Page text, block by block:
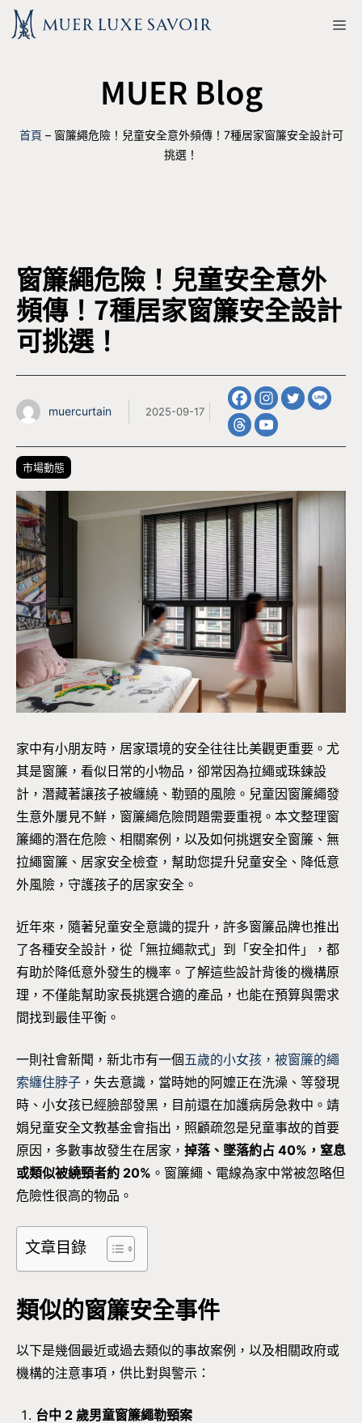
至
MUER Blog
首頁 – 窗簾繩危險！兒童安全意外頻傳！7種居家窗簾安全設計可
挑選！
窗簾繩危險！兒童安全意外
頻傳！7種居家窗簾安全設計
可挑選！
muercurtain 2025-09-17
市場動態
家中有小朋友時，居家環境的安全往往比美觀更重要。尤
其是窗簾，看似日常的小物品，卻常因為拉繩或珠鍊設
計，潛藏著讓孩子被纏繞、勒頸的風險。兒童因窗簾繩發
生意外屢見不鮮，窗簾繩危險問題需要重視。本文整理窗
簾繩的潛在危險、相關案例，以及如何挑選安全窗簾、無
拉繩窗簾、居家安全檢查，幫助您提升兒童安全、降低意
外風險，守護孩子的居家安全。
近年來，隨著兒童安全意識的提升，許多窗簾品牌也推出
了各種安全設計，從「無拉繩款式」到「安全扣件」，都
有助於降低意外發生的機率。了解這些設計背後的機構原
理，不僅能幫助家長挑選合適的產品，也能在預算與需求
間找到最佳平衡。
一則社會新聞，新北市有一個五歲的小女孩，被窗簾的繩
索纏住脖子 ，失去意識，當時她的阿嬤正在洗澡、等發現
時、小女孩已經臉部發黑，目前還在加護病房急救中。靖
娟兒童安全文教基金會指出，照顧疏忽是兒童事故的首要
原因，多數事故發生在居家， 掉落、墜落約占 40%，窒息
或類似被繞頸者約 20% 。窗簾繩、電線為家中常被忽略但
危險性很高的物品。
文章目錄
類似的窗簾安全事件
以下是幾個最近或過去類似的事故案例，以及相關政府或
機構的注意事項，供比對與警示：
台中 2 歲男童窗簾繩勒頸案